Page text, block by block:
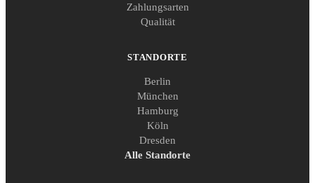
Zahlungsarten
Qualität
STANDORTE
Berlin
München
Hamburg
Köln
Dresden
Alle Standorte